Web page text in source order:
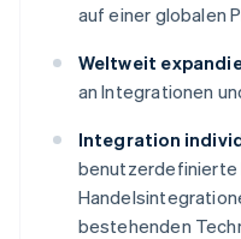
auf einer globalen
Weltweit
an Integrationen
Integration
benutzerdefinierte
bestehenden